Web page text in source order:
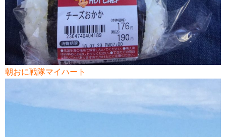
朝おに戦隊マイハート